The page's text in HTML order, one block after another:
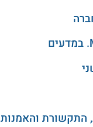
התקשורת והאמנות